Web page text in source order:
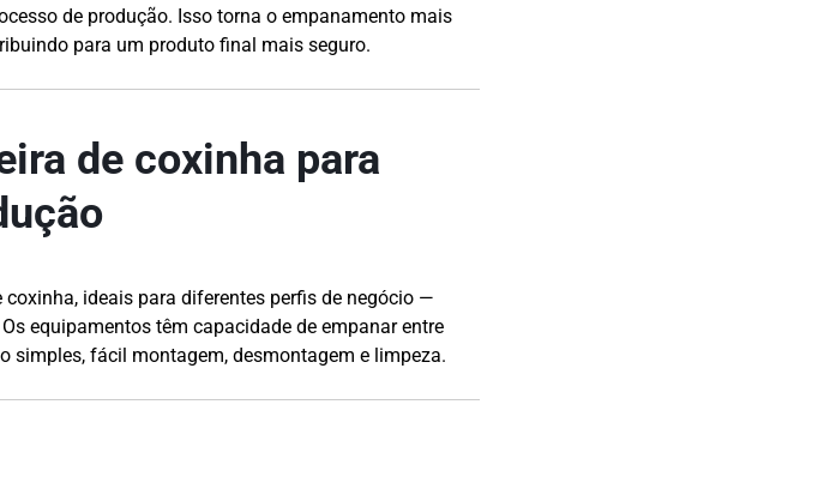
de produção. Isso torna o empanamento mais
para um produto final mais seguro.
de coxinha para
ideais para diferentes perfis de negócio —
equipamentos têm capacidade de empanar entre
simples, fácil montagem, desmontagem e limpeza.